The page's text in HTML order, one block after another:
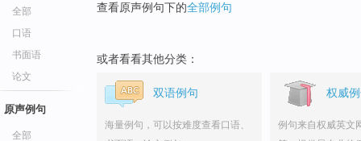
全部
口语
书面语
论文
原声例句
全部
查看原声例句下的全部例句
或者看看其他分类：
双语例句
海量例句，可以按难度查看口语、
权威
例句来自权威英文